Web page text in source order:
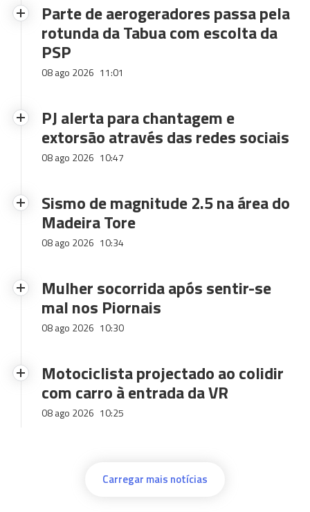
Parte de aerogeradores passa pela
rotunda da Tabua com escolta da
PSP
08 ago 2026 11:01
PJ alerta para chantagem e
extorsão através das redes sociais
08 ago 2026 10:47
Sismo de magnitude 2.5 na área do
Madeira Tore
08 ago 2026 10:34
Mulher socorrida após sentir-se
mal nos Piornais
08 ago 2026 10:30
Motociclista projectado ao colidir
com carro à entrada da VR
08 ago 2026 10:25
Carregar mais notícias